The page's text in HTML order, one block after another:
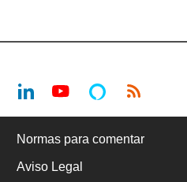
Normas para comentar
Aviso Legal